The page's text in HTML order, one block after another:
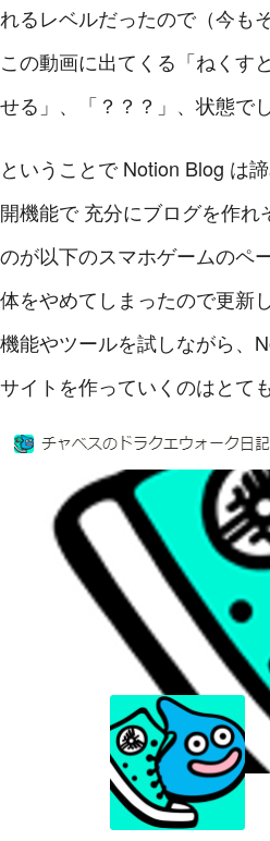
れるレベルだったので（今も
この動画に出てくる「ねくす
せる」、「？？？」、状態でし
ということで Notion Blog は
開機能で 充分にブログを作れ
のが以下のスマホゲームのペ
体をやめてしまったので更新
機能やツールを試しながら、
サイトを作っていくのはとて